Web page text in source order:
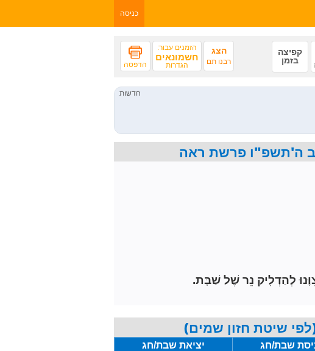
כניסה
הצג
רבנו תם
הזמנים עבור:
חשמונאים
הגדרות הדפסה
קפיצה
בזמן
לְהַדְלִיק נֵר שֶׁל שַׁבָּת.
שיטת חזון שמים)
שבת/חג יציאת שבת/חג